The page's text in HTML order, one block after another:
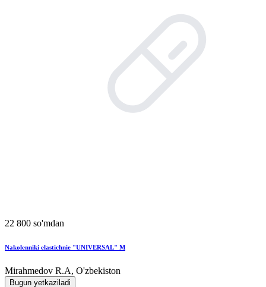
22 800 so'mdan
Nakolenniki elastichnie "UNIVERSAL" M
Mirahmedov R.A, O'zbekiston
Bugun yetkaziladi